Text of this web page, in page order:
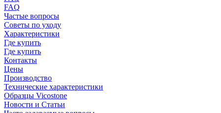
FAQ
Частые вопросы
Советы по уходу
Характеристики
Где купить
Где купить
Контакты
Цены
Производство
Технические характеристики
Образцы Vicostone
Новости и Статьи